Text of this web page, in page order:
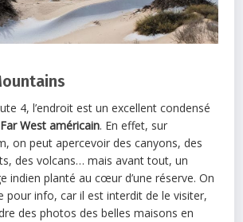
4, l’endroit est un excellent condensé
Far West américain. En effet, sur
on peut apercevoir des canyons, des
des volcans… mais avant tout, un
indien planté au cœur d’une réserve. On
pour info, car il est interdit de le visiter,
des photos des belles maisons en